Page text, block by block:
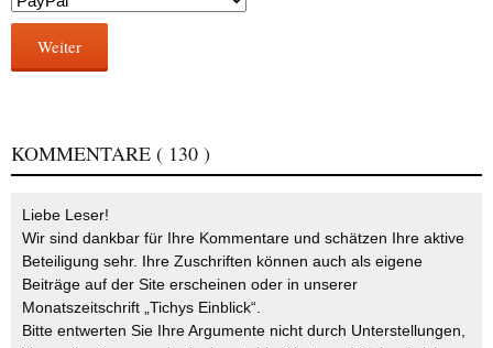
Weiter
KOMMENTARE ( 130 )
Liebe Leser!
Wir sind dankbar für Ihre Kommentare und schätzen Ihre aktive
Beteiligung sehr. Ihre Zuschriften können auch als eigene
Beiträge auf der Site erscheinen oder in unserer
Monatszeitschrift „Tichys Einblick“.
Bitte entwerten Sie Ihre Argumente nicht durch Unterstellungen,